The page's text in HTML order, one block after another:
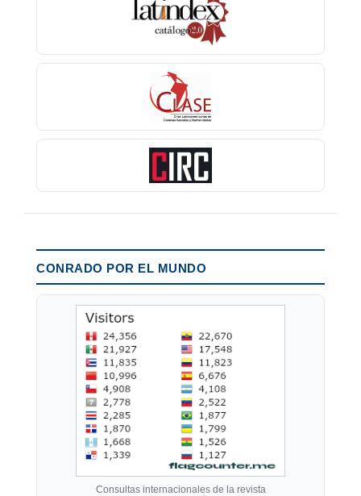
CONRADO POR EL MUNDO
Consultas internacionales de la revista